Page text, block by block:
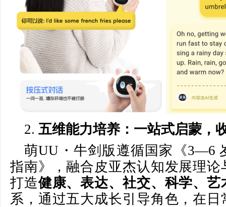
2. 五维能力培养：一站式启蒙，
萌UU・牛剑版遵循国家《3—6
指南》，融合皮亚杰认知发展理论
打造健康、表达、社交、科学、艺
系，通过五大成长引导角色，在